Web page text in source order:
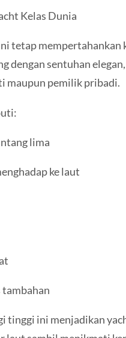
Kelas Dunia
tetap mempertahankan
dengan sentuhan
maupun pemilik pribadi.
lima
ke laut
tinggi ini menjadikan